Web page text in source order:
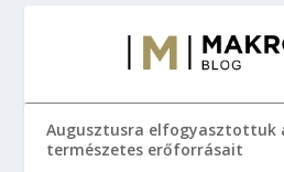
Augusztusra elfogyasztottuk
természetes erőforrásait